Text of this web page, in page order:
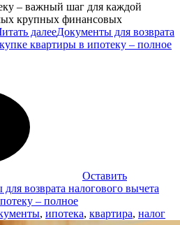
– важный шаг для каждой
крупных финансовых
далееДокументы для возврата
квартиры в ипотеку – полное
Оставить
возврата налогового вычета
– полное
, ипотека, квартира, налог